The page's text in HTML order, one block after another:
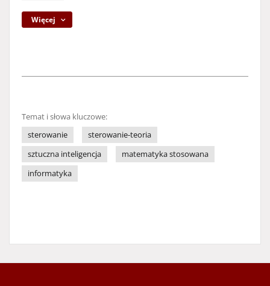
Więcej
Temat i słowa kluczowe:
sterowanie
sterowanie-teoria
sztuczna inteligencja
matematyka stosowana
informatyka